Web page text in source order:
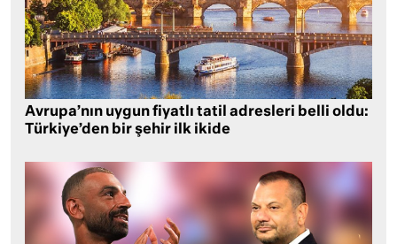
Avrupa’nın uygun fiyatlı tatil adresleri belli oldu:
Türkiye’den bir şehir ilk ikide